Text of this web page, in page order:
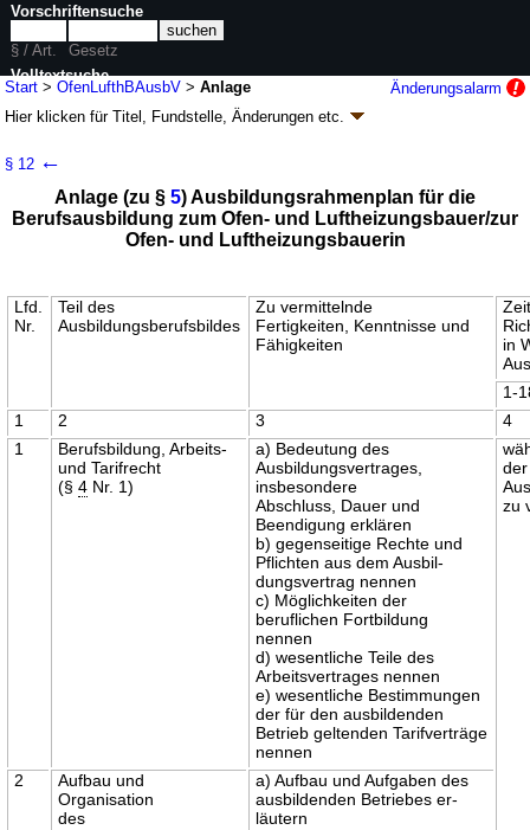
Start >OfenLufthBAusbV >Anlage
Änderungsalarm
Hier klicken fürTitel, Fundstelle, Änderungen etc.
Berufsausbildung zum Ofen- und
Luftheizungsbauer/zur Ofen- und
Luftheizungsbauerin (OfenLufthBAusbVk.a.Abk.)
1 Änderung
§ 12 ←
Anlage (zu § 5) Ausbildungsrahmenplan für die
Berufsausbildung zum Ofen- und Luftheizungsbauer/zur
Ofen- und Luftheizungsbauerin
Lfd.
Nr.
Teil des
Ausbildungsberufsbildes
Zu vermittelnde
Fertigkeiten, Kenntnisse und
Fähigkeiten
in
1-
1
2 3
4
1
Berufsbildung, Arbeits-
und Tarifrecht
(§4 Nr. 1)
a) Bedeutung des
Ausbildungsvertrages,
insbesondere
Abschluss, Dauer und
Beendigung erklären
b) gegenseitige Rechte und
Pflichten aus dem Ausbil-
dungsvertrag nennen
c) Möglichkeiten der
beruflichen Fortbildung
nennen
d) wesentliche Teile des
Arbeitsvertrages nennen
e) wesentliche Bestimmungen
der für den ausbildenden
Betrieb geltenden Tarifverträge
nennen
zu
2
Aufbau und
Organisation
des
a) Aufbau und Aufgaben des
ausbildenden Betriebes er-
läutern
Vorschriftensuche
§ / Art.
Gesetz
Volltextsuche
nur in OfenLufthBAusbV